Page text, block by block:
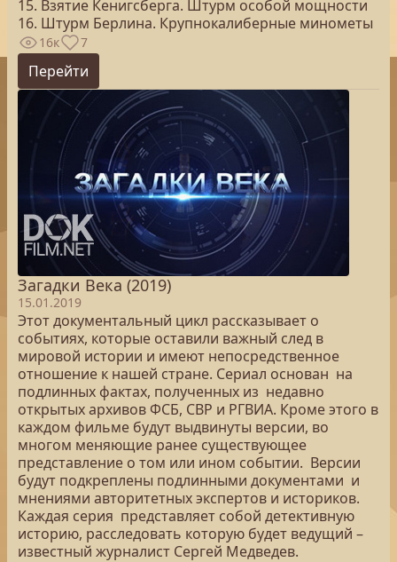
15. Взятие Кенигсберга. Штурм особой мощности
16. Штурм Берлина. Крупнокалиберные минометы
16к 7
Перейти
Загадки Века (2019)
15.01.2019
Этот документальный цикл рассказывает о
событиях, которые оставили важный след в
мировой истории и имеют непосредственное
отношение к нашей стране. Сериал основан на
подлинных фактах, полученных из недавно
открытых архивов ФСБ, СВР и РГВИА. Кроме этого в
каждом фильме будут выдвинуты версии, во
многом меняющие ранее существующее
представление о том или ином событии. Версии
будут подкреплены подлинными документами и
мнениями авторитетных экспертов и историков.
Каждая серия представляет собой детективную
историю, расследовать которую будет ведущий –
известный журналист Сергей Медведев.